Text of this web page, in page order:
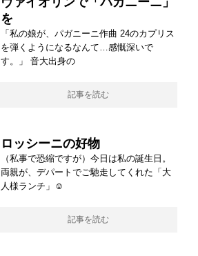
を
「私の娘が、パガニーニ作曲 24のカプリス
を弾くようになるなんて…感慨深いで
す。」 音大出身の
記事を読む
ロッシーニの好物
（私事で恐縮ですが）今日は私の誕生日。
両親が、デパートでご馳走してくれた「大
人様ランチ」☺
記事を読む